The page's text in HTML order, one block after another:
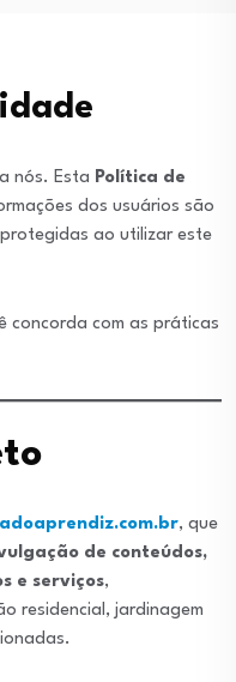
nós. Esta Política de
dos usuários são
ao utilizar este
concorda com as práticas
, que
de conteúdos,
e serviços,
residencial, jardinagem